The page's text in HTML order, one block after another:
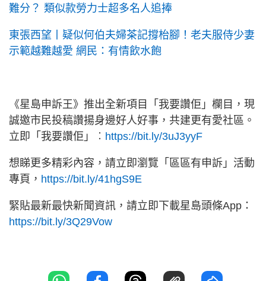
難分？ 類似款勞力士超多名人追捧
東張西望丨疑似何伯夫婦茶記撐枱腳！老夫服侍少妻
示範越難越愛 網民：有情飲水飽
《星島申訴王》推出全新項目「我要讚佢」欄目，現
誠邀市民投稿讚揚身邊好人好事，共建更有愛社區。
立即「我要讚佢」︰ https://bit.ly/3uJ3yyF
想睇更多精彩內容，請立即瀏覽「區區有申訴」活動
專頁， https://bit.ly/41hgS9E
緊貼最新最快新聞資訊，請立即下載星島頭條App：
https://bit.ly/3Q29Vow